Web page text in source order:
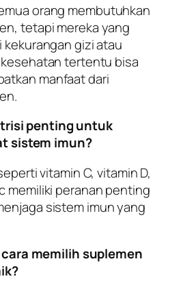
orang membutuhkan
tetapi mereka yang
kekurangan gizi atau
tertentu bisa
manfaat dari
penting untuk
sistem imun?
vitamin C, vitamin D,
memiliki peranan penting
sistem imun yang
memilih suplemen